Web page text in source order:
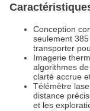
Conception
seulement
transporter
Imagerie
algorithmes
clarté accrue
Télémètre
distance
et les